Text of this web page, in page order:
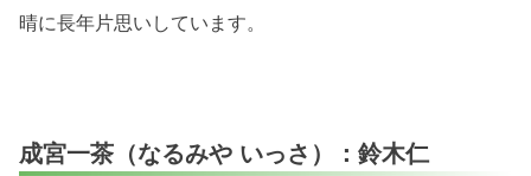
晴に長年片思いしています。
成宮一茶（なるみや いっさ）：鈴木仁